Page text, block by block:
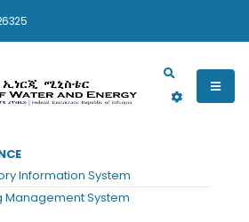
Information System
Management System